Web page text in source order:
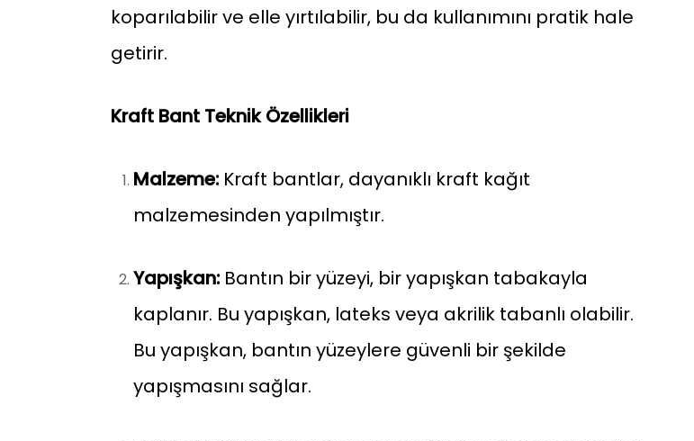
koparılabilir ve elle yırtılabilir, bu da kullanımını pratik hale
getirir.
Kraft Bant Teknik Özellikleri
Malzeme: Kraft bantlar, dayanıklı kraft kağıt
malzemesinden yapılmıştır.
Yapışkan: Bantın bir yüzeyi, bir yapışkan tabakayla
kaplanır. Bu yapışkan, lateks veya akrilik tabanlı olabilir.
Bu yapışkan, bantın yüzeylere güvenli bir şekilde
yapışmasını sağlar.